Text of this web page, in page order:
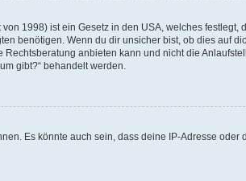
1998) ist ein Gesetz in den USA, welches festlegt,
benötigen. Wenn du dir unsicher bist, ob dies auf
anbieten kann und nicht die
gibt?“ behandelt werden.
Es könnte auch sein, dass deine IP-Adresse oder